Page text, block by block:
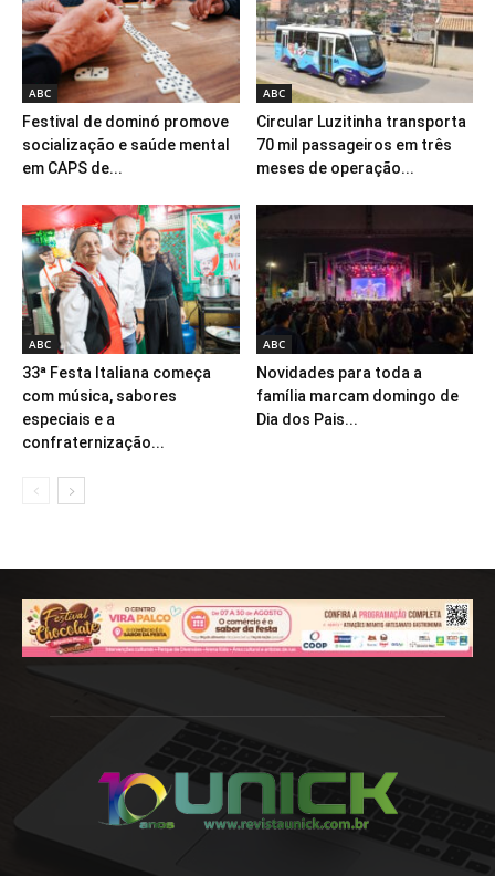
ABC
Festival de dominó promove
socialização e saúde mental
em CAPS de...
ABC
Circular Luzitinha transporta
70 mil passageiros em três
meses de operação...
ABC
33ª Festa Italiana começa
com música, sabores
especiais e a
confraternização...
ABC
Novidades para toda a
família marcam domingo de
Dia dos Pais...